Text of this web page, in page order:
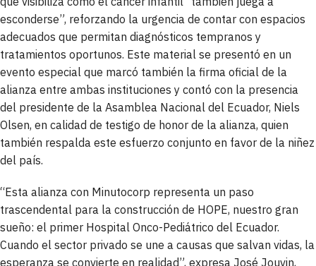
esconderse”, reforzando la urgencia de contar con espacios
adecuados que permitan diagnósticos tempranos y
tratamientos oportunos. Este material se presentó en un
evento especial que marcó también la firma oficial de la
alianza entre ambas instituciones y contó con la presencia
del presidente de la Asamblea Nacional del Ecuador, Niels
Olsen, en calidad de testigo de honor de la alianza, quien
también respalda este esfuerzo conjunto en favor de la niñez
del país.
“Esta alianza con Minutocorp representa un paso
trascendental para la construcción de HOPE, nuestro gran
sueño: el primer Hospital Onco-Pediátrico del Ecuador.
Cuando el sector privado se une a causas que salvan vidas, la
esperanza se convierte en realidad”, expresa José Jouvin,